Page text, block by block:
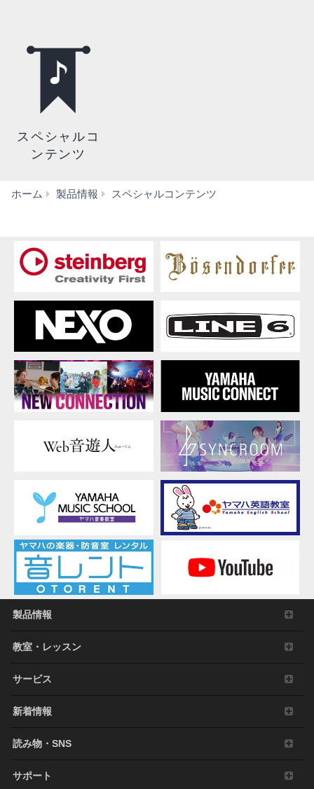
スペシャルコ
ンテンツ
ホーム 製品情報 スペシャルコンテンツ
ニ
ア
ノ
コ
ク
ー
ル
製品情報
教室・レッスン
サービス
新着情報
読み物・SNS
サポート